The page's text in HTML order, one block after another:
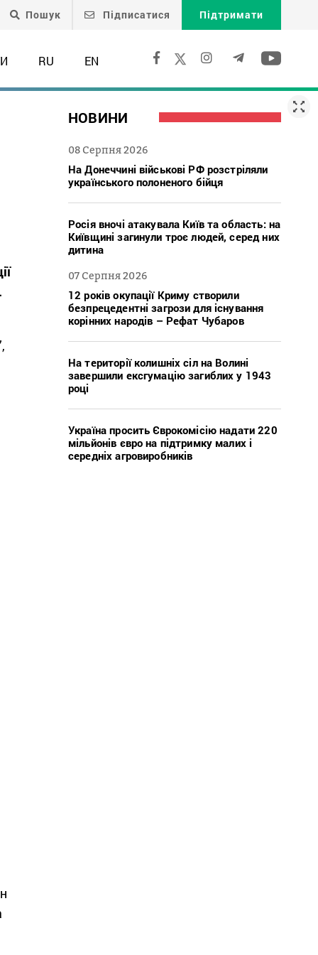
Пошук Підписатися Підтримати
RU EN
НОВИНИ
08 Серпня 2026
На Донеччині військові РФ розстріляли
українського полоненого бійця
Росія вночі атакувала Київ та область: на
Київщині загинули троє людей, серед них
дитина
07 Серпня 2026
12 років окупації Криму створили
безпрецедентні загрози для існування
корінних народів – Рефат Чубаров
На території колишніх сіл на Волині
завершили ексгумацію загиблих у 1943
році
Україна просить Єврокомісію надати 220
мільйонів євро на підтримку малих і
середніх агровиробників